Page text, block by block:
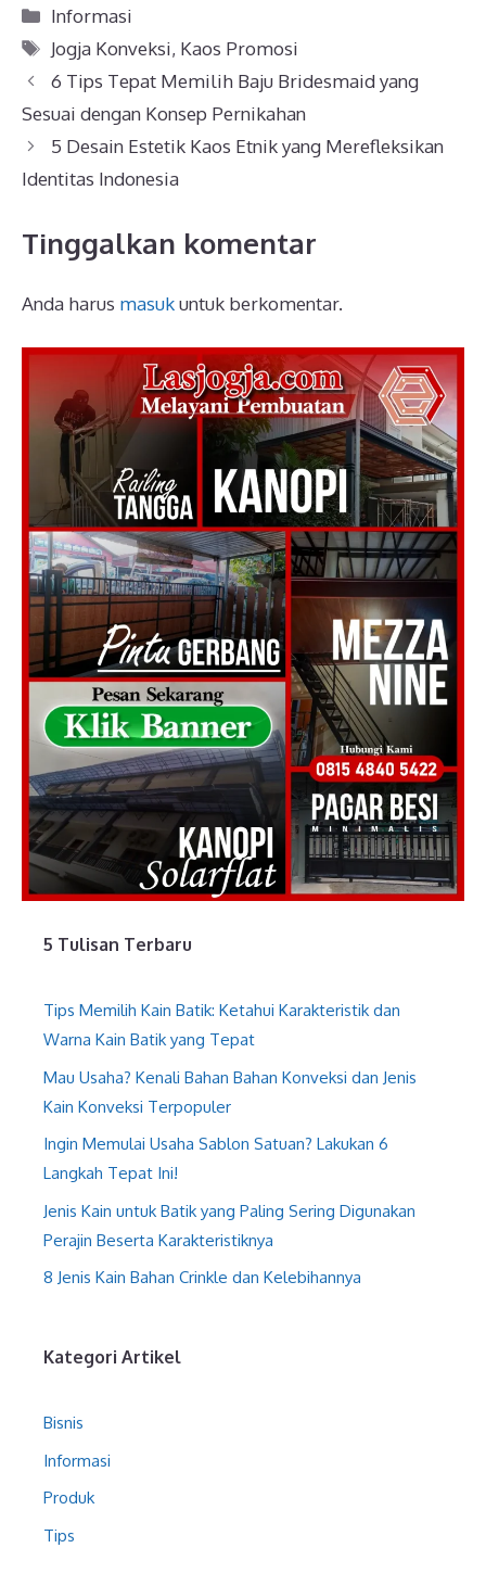
Kategori
Informasi
Tag
Jogja Konveksi, Kaos Promosi
6 Tips Tepat Memilih Baju Bridesmaid yang
Sesuai dengan Konsep Pernikahan
5 Desain Estetik Kaos Etnik yang Merefleksikan
Identitas Indonesia
Tinggalkan komentar
Anda harus masukuntuk berkomentar.
5 Tulisan Terbaru
Tips Memilih Kain Batik: Ketahui Karakteristik dan
Warna Kain Batik yang Tepat
Mau Usaha? Kenali Bahan Bahan Konveksi dan Jenis
Kain Konveksi Terpopuler
Ingin Memulai Usaha Sablon Satuan? Lakukan 6
Langkah Tepat Ini!
Jenis Kain untuk Batik yang Paling Sering Digunakan
Perajin Beserta Karakteristiknya
8 Jenis Kain Bahan Crinkle dan Kelebihannya
Kategori Artikel
Bisnis
Informasi
Produk
Tips